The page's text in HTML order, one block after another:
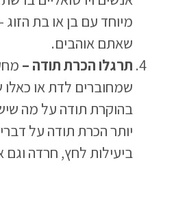
מיוחד עם בן או בת
שאתם אוהבים.
תרגלו הכרת תודה –
שמחוברים לדת או כאלו
בהוקרת תודה על מה
יותר הכרת תודה על
ביעילות לחץ, חרדה